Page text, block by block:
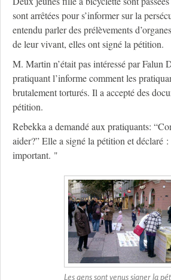
sont arrêtées pour s’informer sur la
entendu parler des prélèvements
de leur vivant, elles ont signé la pétition.
M. Martin n’était pas intéressé par Falun
pratiquant l’informe comment les
brutalement torturés. Il a accepté des
pétition.
Rebekka a demandé aux pratiquants:
aider?” Elle a signé la pétition et déclaré
important. "
Les gens sont venus signer la